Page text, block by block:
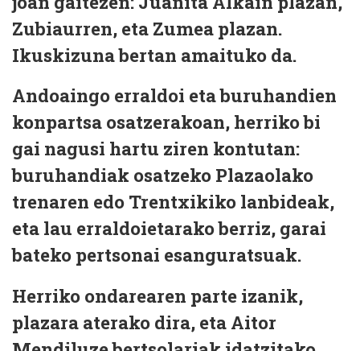
Zubiaurren, eta Zumea plazan.
Ikuskizuna bertan amaituko da.
Andoaingo erraldoi eta buruhandien
konpartsa osatzerakoan, herriko bi
gai nagusi hartu ziren kontutan:
buruhandiak osatzeko Plazaolako
trenaren edo Trentxikiko lanbideak,
eta lau erraldoietarako berriz, garai
bateko pertsonai esanguratsuak.
Herriko ondarearen parte izanik,
plazara aterako dira, eta Aitor